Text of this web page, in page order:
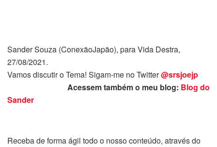
Sander Souza (ConexãoJapão), para Vida Destra,
27/08/2021.
Vamos discutir o Tema! Sigam-me no Twitter@srsjoejp
Acessem também o meu blog: Blog do
Sander
Receba de forma ágil todo o nosso conteúdo, através do